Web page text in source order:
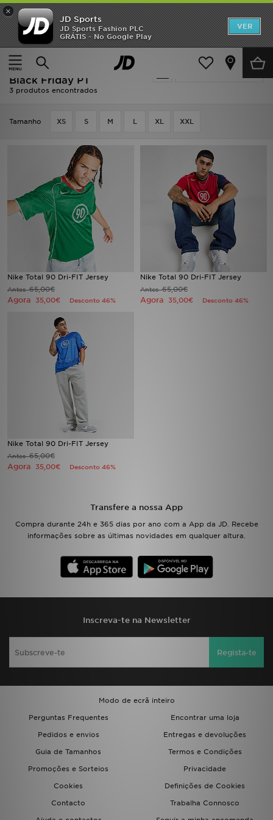
×
JD Sports
JD Sports Fashion PLC
GRÁTIS - No Google Play
VER
Página principal
Oferta | Nike T90 Textiles - Black Friday PT
Actualizar a pesquisa
Oferta | Nike T90 Textiles -
Black Friday PT
3 produtos encontrados
Tamanho XS S M L XL XXL
Nike Total 90 Dri-FIT Jersey
Antes65,00€
Agora 35,00€ Desconto 46%
Nike Total 90 Dri-FIT Jersey
Antes65,00€
Agora 35,00€ Desconto 46%
Nike Total 90 Dri-FIT Jersey
Antes65,00€
Agora 35,00€ Desconto 46%
Transfere a nossa App
Compra durante 24h e 365 dias por ano com a App da JD. Recebe
informações sobre as últimas novidades em qualquer altura.
Inscreva-te na Newsletter
Regista-te
Modo de ecrã inteiro
Perguntas Frequentes
Encontrar uma loja
Pedidos e envios
Entregas e devoluções
Guia de Tamanhos
Termos e Condições
Promoções e Sorteios
Privacidade
Cookies
Definições de Cookies
Contacto
Trabalha Connosco
INÍCIO
Promoções
NOVIDADES
ESTILO
DESPORTO
FUTEBOL JD
VER MARCAS
LOCALIZADOR DE LOJAS
MENSAGENS
SUBSCREVE
ESTADO DO TEU PEDIDO
ATENÇÃO AO CLIENTE
TRABALHA CONNOSCO